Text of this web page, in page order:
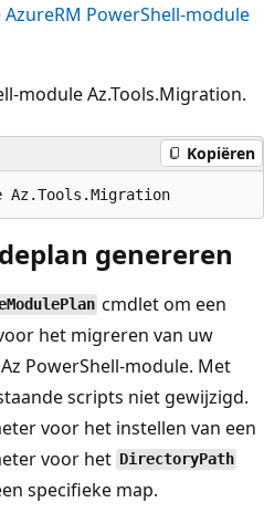
AzureRM PowerShell-module
module Az.Tools.Migration.
Kopiëren
genereren
cmdlet om een
het migreren van uw
PowerShell-module. Met
scripts niet gewijzigd.
voor het instellen van een
voor het DirectoryPath
specifieke map.